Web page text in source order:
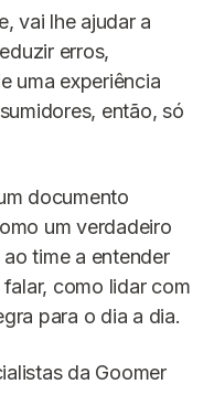
vai lhe ajudar a
erros,
uma experiência
então, só
documento
um verdadeiro
time a entender
como lidar com
para o dia a dia.
da Goomer